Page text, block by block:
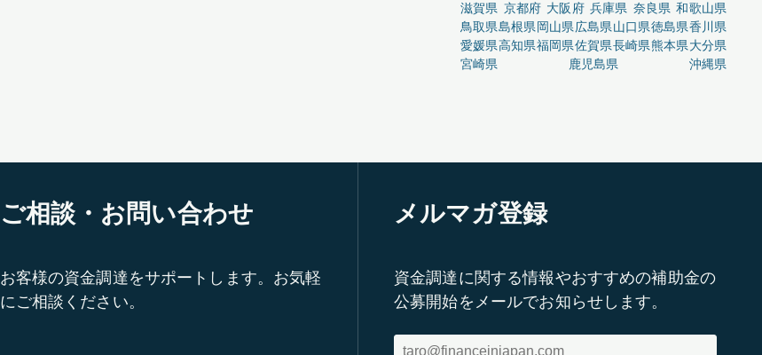
滋賀県 京都府 大阪府 兵庫県 奈良県 和歌山県
鳥取県島根県岡山県広島県山口県徳島県香川県
愛媛県高知県福岡県佐賀県長崎県熊本県大分県
宮崎県
鹿児島県 沖縄県
ご相談・お問い合わせ
お客様の資金調達をサポートします。お気軽
にご相談ください。
メルマガ登録
資金調達に関する情報やおすすめの補助金の
公募開始をメールでお知らせします。